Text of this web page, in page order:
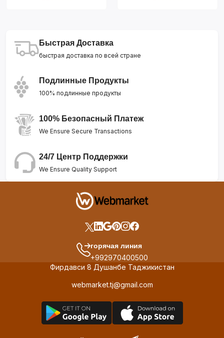
Быстрая Доставка
быстрая доставка по всей стране
Подлинные Продукты
100% подлинные продукты
100% Безопасный Платеж
We Ensure Secure Transactions
24/7 Центр Поддержки
We Ensure Quality Support
горячая линия
+992970400500
Фирдавси 8 Душанбе Таджикистан
webmarket.tj@gmail.com